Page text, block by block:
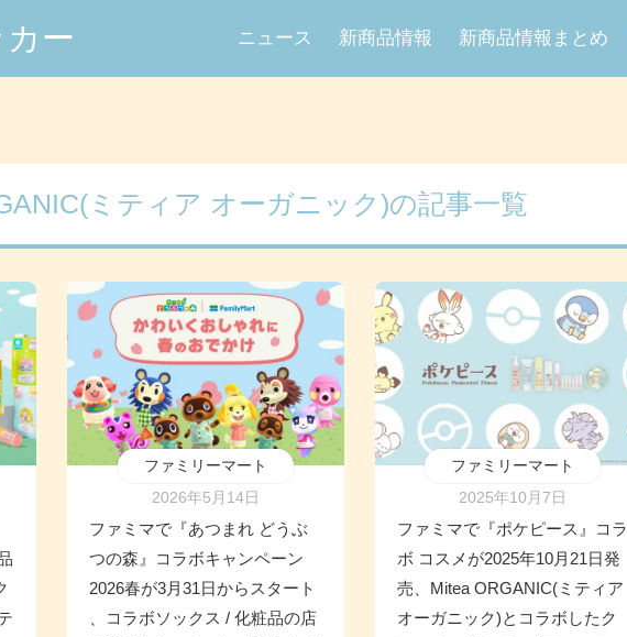
ー ニュース 新商品情報 新商品情報まとめ
ミティア オーガニック)の記事一覧
ファミリーマート
2026年5月14日
ファミマで『あつまれ どうぶ
つの森』コラボキャンペーン
2026春が3月31日からスタート
、コラボソックス / 化粧品の店
ファミリーマート
2025年10月7日
ファミマで『ポケピース』コラ
ボ コスメが2025年10月21日発
売、Mitea ORGANIC(ミティア
オーガニック)とコラボしたク